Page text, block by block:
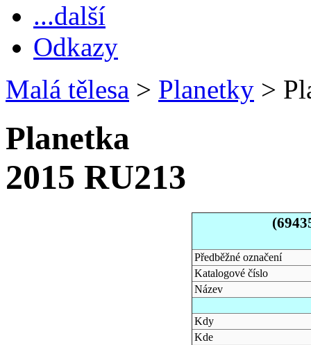
...další
Odkazy
Malá tělesa > Planetky >
Planetka
2015 RU213
Předběžné označení
Katalogové číslo
Název
Kdy
Kde